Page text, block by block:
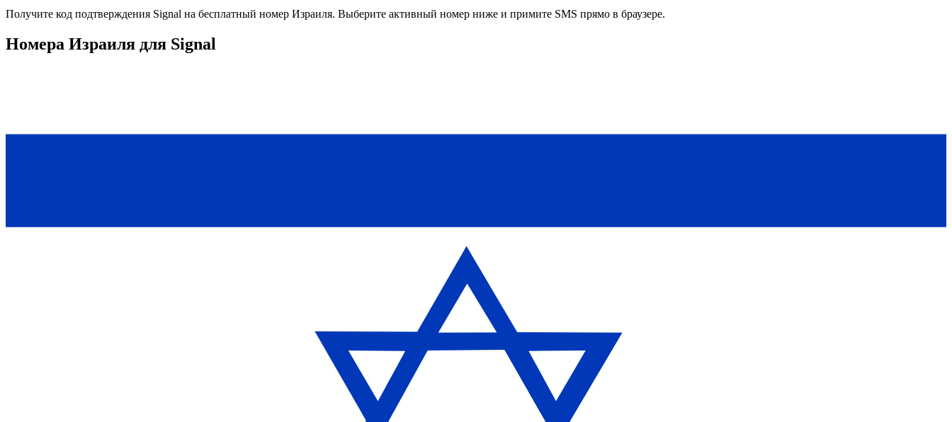
Получите код подтверждения Signal на бесплатный номер Израиля. Выберите активный номер ниже и примите SMS прямо в браузере.
Номера Израиля для Signal